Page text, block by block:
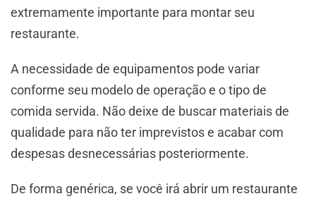
extremamente importante para montar seu
restaurante.
A necessidade de equipamentos pode variar
conforme seu modelo de operação e o tipo de
comida servida. Não deixe de buscar materiais de
qualidade para não ter imprevistos e acabar com
despesas desnecessárias posteriormente.
De forma genérica, se você irá abrir um restaurante